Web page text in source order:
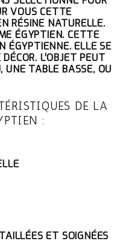
VOUS CETTE
RÉSINE NATURELLE.
ÉGYPTIEN. CETTE
ÉGYPTIENNE. ELLE SE
L’OBJET PEUT
UNE TABLE BASSE, OU
DE LA
:
ET SOIGNÉES